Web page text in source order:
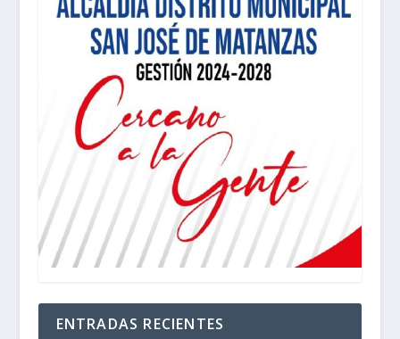
ENTRADAS RECIENTES